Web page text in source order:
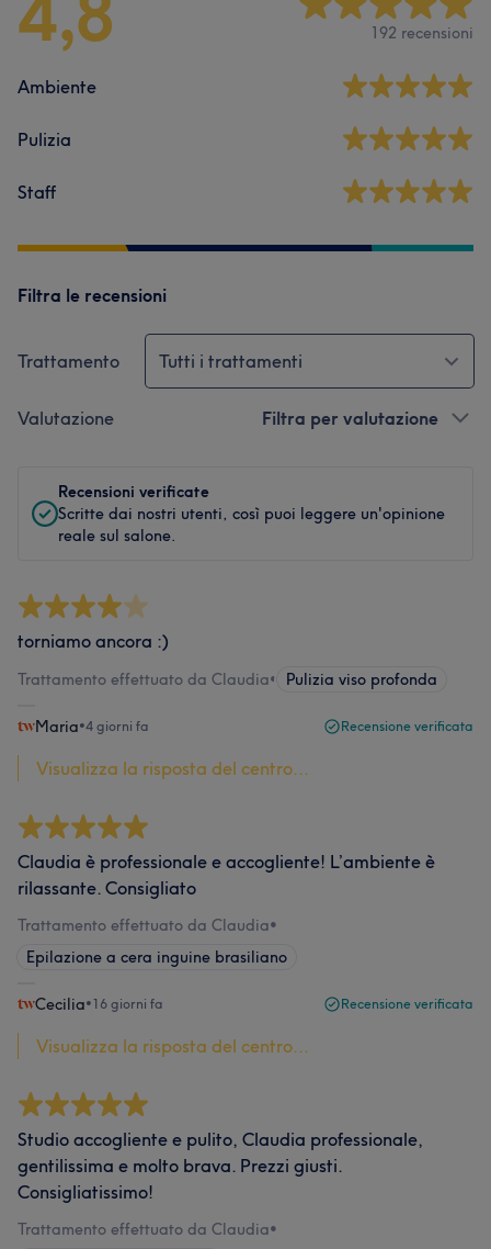
192 recensioni
Ambiente
Pulizia
Staff
Filtra le recensioni
Trattamento Tutti i trattamenti
Valutazione Filtra per valutazione
Recensioni verificate
Scritte dai nostri utenti, così puoi leggere un'opinione
reale sul salone.
torniamo ancora :)
Trattamento effettuato da Claudia• Pulizia viso profonda
Maria•4 giorni fa Recensione verificata
Visualizza la risposta del centro...
Claudia è professionale e accogliente! L’ambiente è
rilassante. Consigliato
Trattamento effettuato da Claudia•
Epilazione a cera inguine brasiliano
Cecilia•16 giorni fa Recensione verificata
Visualizza la risposta del centro...
Studio accogliente e pulito, Claudia professionale,
gentilissima e molto brava. Prezzi giusti.
Consigliatissimo!
Trattamento effettuato da Claudia•